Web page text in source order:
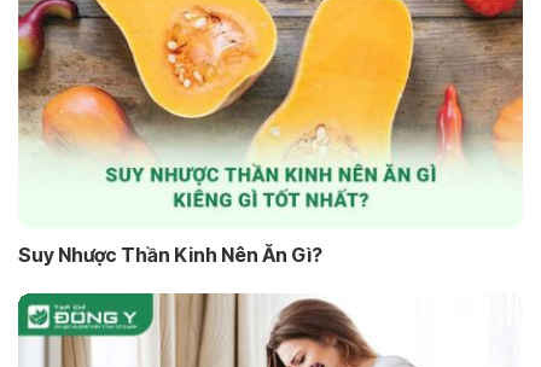
Suy Nhược Thần Kinh Nên Ăn Gì?